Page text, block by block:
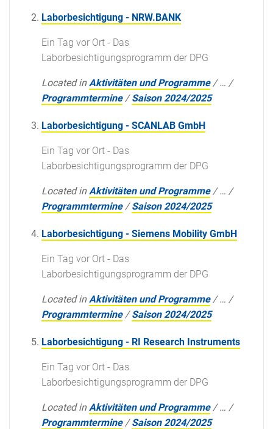
Laborbesichtigung - NRW.BANK
Ein Tag vor Ort - Das
Laborbesichtigungsprogramm der DPG
Located in Aktivitäten und Programme /… /
Programmtermine /Saison 2024/2025
Laborbesichtigung - SCANLAB GmbH
Ein Tag vor Ort - Das
Laborbesichtigungsprogramm der DPG
Located in Aktivitäten und Programme /… /
Programmtermine /Saison 2024/2025
Laborbesichtigung - Siemens Mobility GmbH
Ein Tag vor Ort - Das
Laborbesichtigungsprogramm der DPG
Located in Aktivitäten und Programme /… /
Programmtermine /Saison 2024/2025
Laborbesichtigung - RI Research Instruments
Ein Tag vor Ort - Das
Laborbesichtigungsprogramm der DPG
Located in Aktivitäten und Programme /… /
Programmtermine /Saison 2024/2025